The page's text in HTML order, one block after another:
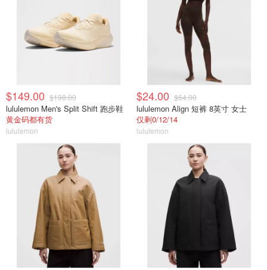
$149.00 $198.00
lululemon Men's Split Shift 跑步鞋
黄金码都有货
lululemon
$24.00 $64.00
lululemon Align 短裤 8英寸 女士
仅剩0/12/14
lululemon